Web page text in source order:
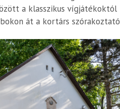
a klasszikus vígjátékoktól
át a kortárs